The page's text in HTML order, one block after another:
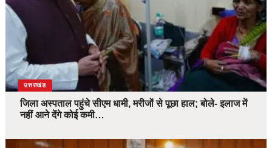
उत्तराखंड
जिला अस्पताल पहुंचे सीएम धामी, मरीजों से पूछा हाल; बोले- इलाज में
नहीं आने देंगे कोई कमी…